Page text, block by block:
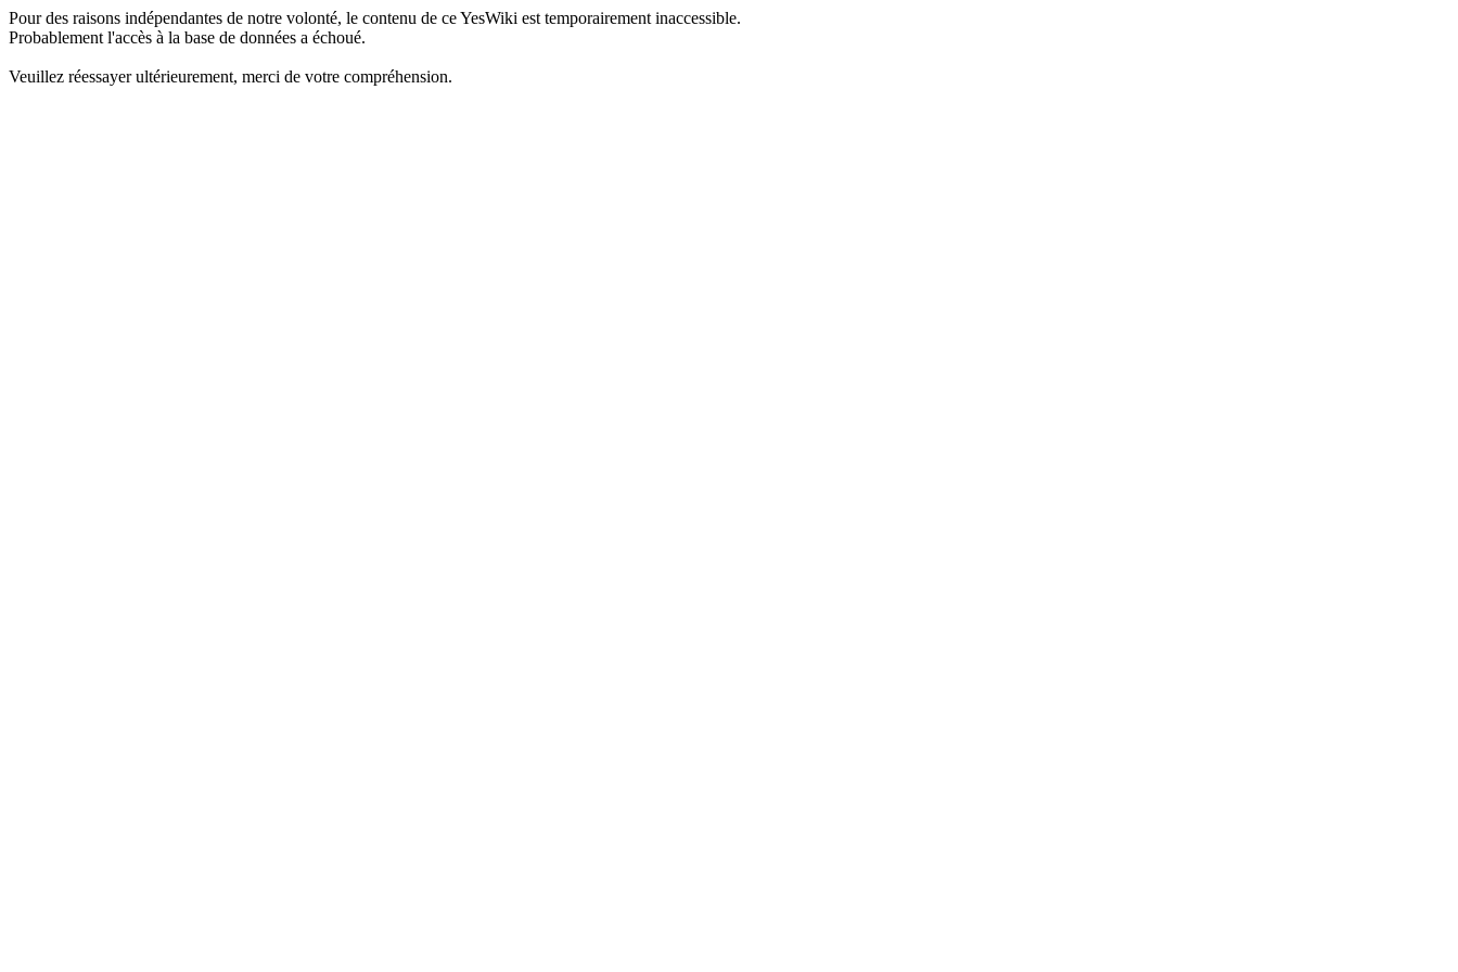
Pour des raisons indépendantes de notre volonté, le contenu de ce YesWiki est temporairement inaccessible.
Probablement l'accès à la base de données a échoué.
Veuillez réessayer ultérieurement, merci de votre compréhension.